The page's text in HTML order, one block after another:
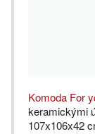
Komoda For
keramickými
107x106x42